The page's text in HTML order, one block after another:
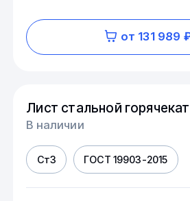
от 131 989
Лист стальной
В наличии
Ст3 ГОСТ 19903-2015